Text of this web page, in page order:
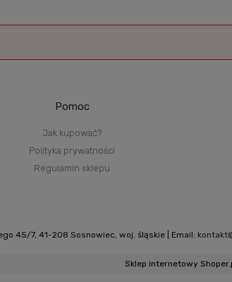
Pomoc
Jak kupować?
Polityka prywatności
Regulamin sklepu
45/7, 41-208 Sosnowiec, woj. śląskie | Email:
Sklep internetowy